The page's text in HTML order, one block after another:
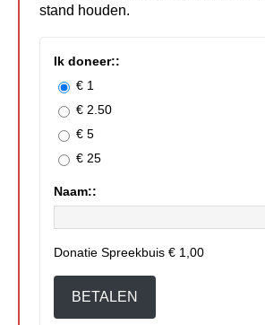
stand houden.
Ik doneer::
€ 1
€ 2.50
€ 5
€ 25
Naam::
Donatie Spreekbuis € 1,00
BETALEN